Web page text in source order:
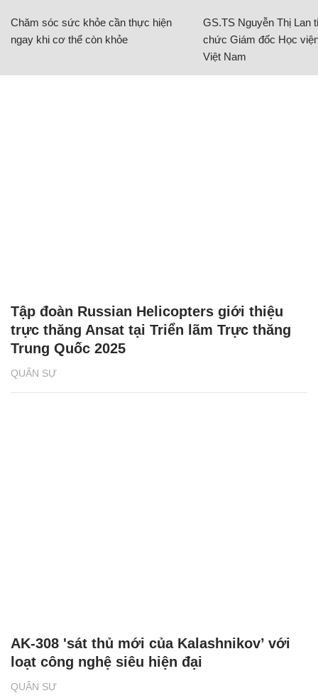
Chăm sóc sức khỏe cần thực hiện
ngay khi cơ thể còn khỏe
GS.TS Nguyễn Thị Lan
chức Giám đốc Học
Việt Nam
QUÂN SỰ
Tập đoàn Russian Helicopters giới thiệu
trực thăng Ansat tại Triển lãm Trực thăng
Trung Quốc 2025
QUÂN SỰ
AK-308 'sát thủ mới của Kalashnikov’ với
loạt công nghệ siêu hiện đại